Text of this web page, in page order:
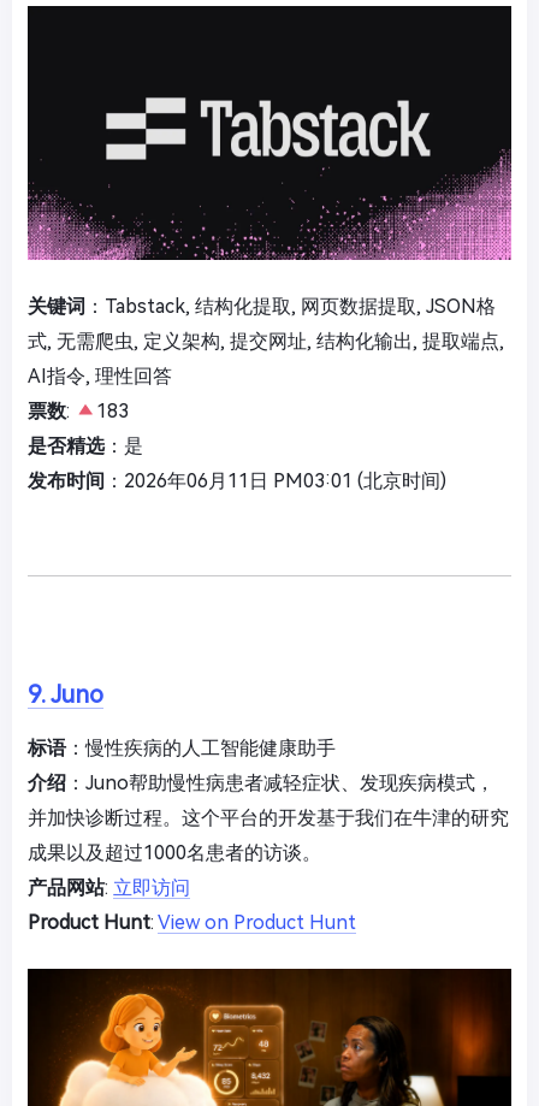
关键词 ：Tabstack, 结构化提取, 网页数据提取, JSON格
式, 无需爬虫, 定义架构, 提交网址, 结构化输出, 提取端点,
AI指令, 理性回答
票数:
183
是否精选：是
发布时间 ：2026年06月11日 PM03:01 (北京时间)
9. Juno
标语：慢性疾病的人工智能健康助手
介绍 ：Juno帮助慢性病患者减轻症状、发现疾病模式，
并加快诊断过程。这个平台的开发基于我们在牛津的研究
成果以及超过1000名患者的访谈。
产品网站: 立即访问
Product Hunt: View on Product Hunt